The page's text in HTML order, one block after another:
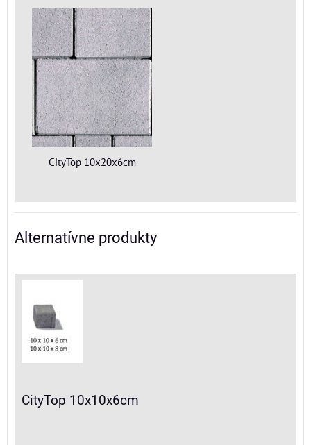
CityTop 10x20x6cm
Alternatívne produkty
CityTop 10x10x6cm